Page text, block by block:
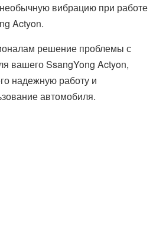
вибрацию при работе
Actyon.
решение проблемы с
вашего SsangYong Actyon,
надежную работу и
автомобиля.